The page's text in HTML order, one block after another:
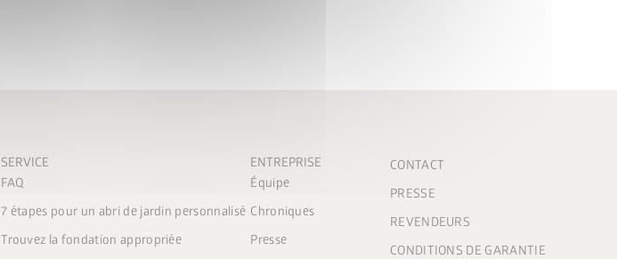
SERVICE
FAQ
7 étapes pour un abri de jardin personnalisé
Trouvez la fondation appropriée
ENTREPRISE
Équipe
Chroniques
Presse
CONTACT
PRESSE
REVENDEURS
CONDITIONS DE GARANTIE